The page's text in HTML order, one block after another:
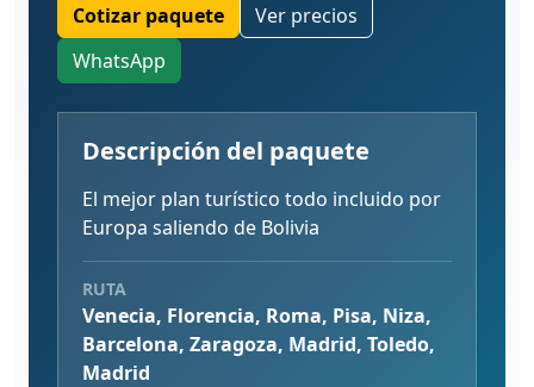
Cotizar paquete
Ver precios
WhatsApp
Descripción del paquete
El mejor plan turístico todo incluido por
Europa saliendo de Bolivia
RUTA
Venecia, Florencia, Roma, Pisa, Niza,
Barcelona, Zaragoza, Madrid, Toledo,
Madrid